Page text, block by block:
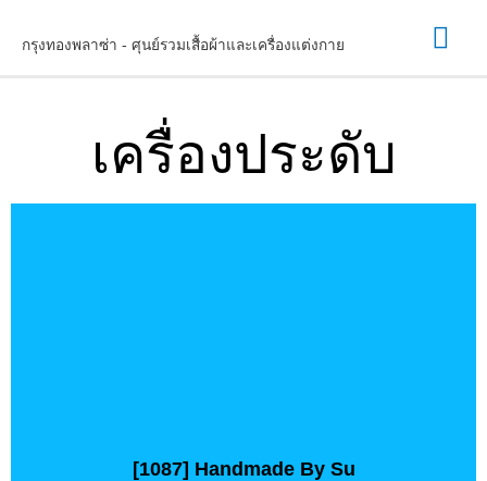
กรุงทองพลาซ่า - ศุนย์รวมเสื้อผ้าและเครื่องแต่งกาย
เครื่องประดับ​
[1087] Handmade By Su